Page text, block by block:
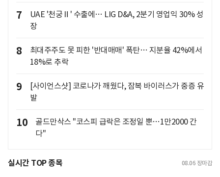
7
UAE '천궁Ⅱ' 수출에… LIG D&A, 2분기 영업익 30% 성
장
8
최대주주도 못 피한 '반대매매' 폭탄… 지분율 42%에서
18%로 추락
9
[사이언스샷] 코로나가 깨웠다, 잠복 바이러스가 중증 유
발
10
골드만삭스 "코스피 급락은 조정일 뿐…1만2000 간
다"
실시간 TOP 종목 08.06 장마감